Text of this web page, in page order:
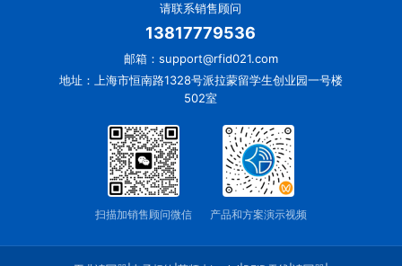
请联系销售顾问
13817779536
邮箱：support@rfid021.com
地址：上海市恒南路1328号派拉蒙留学生创业园一号楼
502室
扫描加销售顾问微信 产品和方案演示视频